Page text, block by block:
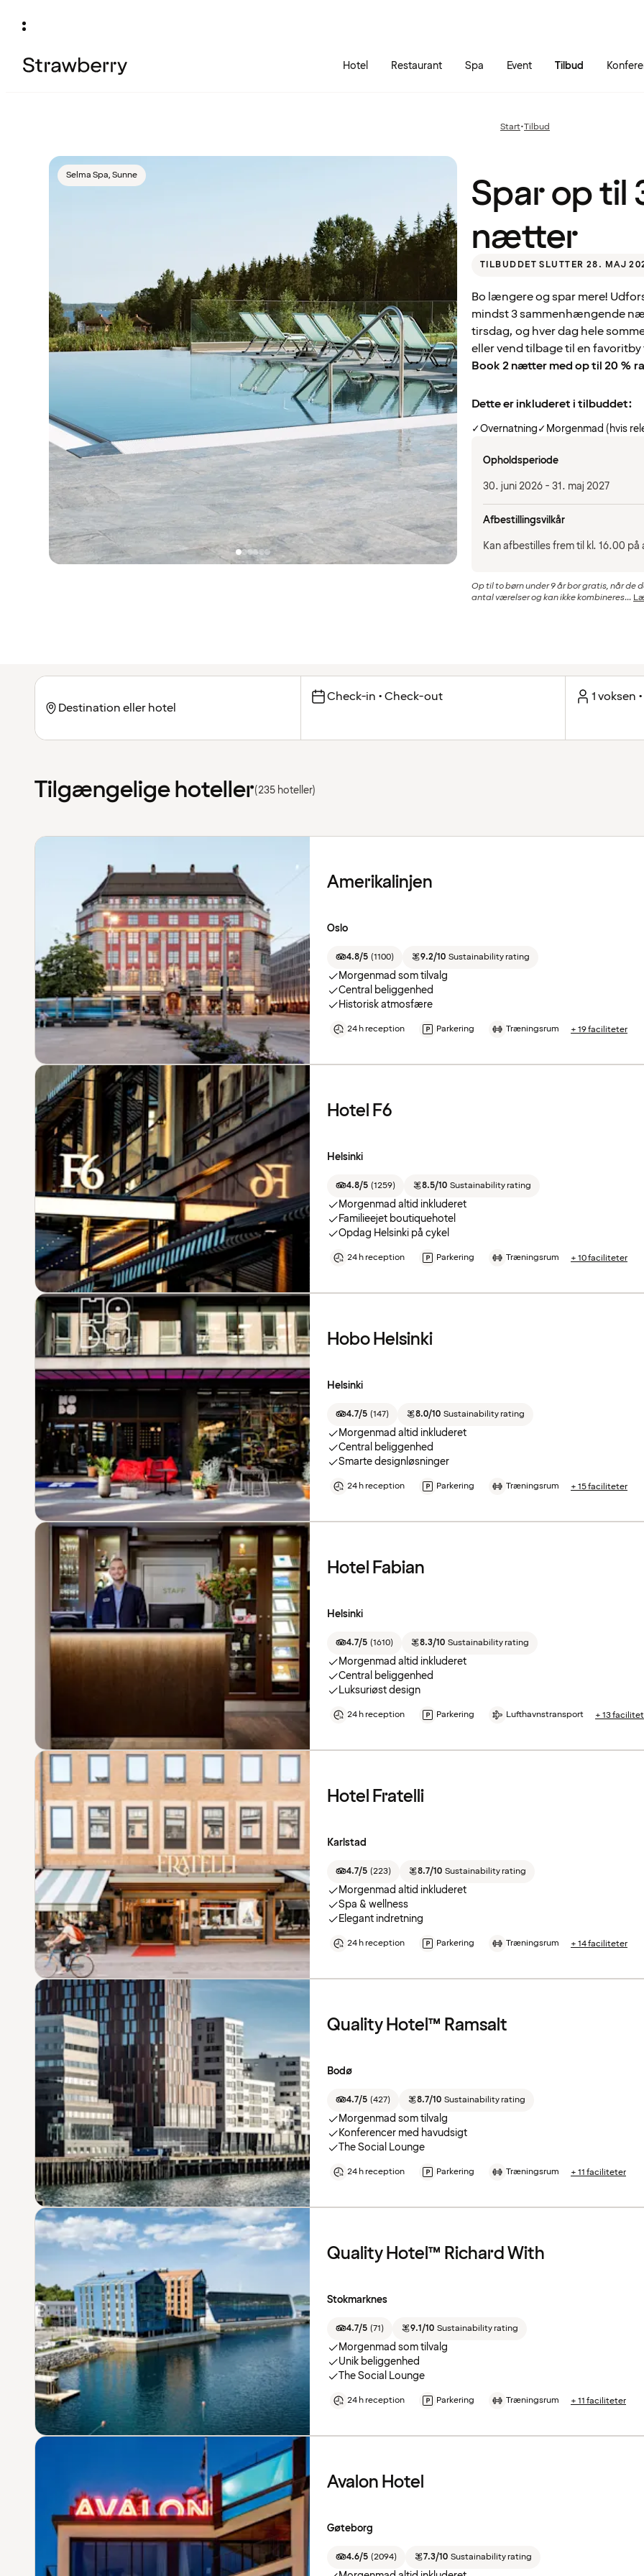
Hotel Restaurant Spa Event Tilbud
Selma Spa, Sunne
Start•Forrige
Tilbud
30% –
Spar op til
nætter
TILBUDDET SLUTTER 28. MAJ
Bo længere og spar mere!
mindst 3 sammenhængende
tirsdag, og hver dag hele
eller vend tilbage til en
Book 2 nætter med op til 20 %
Dette er inkluderet i tilbuddet:
✓Overnatning✓Morgenmad (hvis
Opholdsperiode
30. juni 2026 - 31. maj 2027
Afbestillingsvilkår
Kan afbestilles frem til kl. 16.00
Op til to børn under 9 år bor gratis, når
antal værelser og kan ikke kombineres...
Check-in • Check-out 1 voksen
Tilgængelige hoteller(235 hoteller)
Amerikalinjen
Oslo
4.8/5 (1100) 9.2/10 Sustainability rating
Morgenmad som tilvalg
Central beliggenhed
Historisk atmosfære
24 h reception Parkering Træningsrum + 19 faciliteter
Hotel F6
Helsinki
4.8/5 (1259) 8.5/10 Sustainability rating
Morgenmad altid inkluderet
Familieejet boutiquehotel
Opdag Helsinki på cykel
24 h reception Parkering Træningsrum + 10 faciliteter
Hobo Helsinki
Helsinki
4.7/5 (147) 8.0/10 Sustainability rating
Morgenmad altid inkluderet
Central beliggenhed
Smarte designløsninger
24 h reception Parkering Træningsrum + 15 faciliteter
Hotel Fabian
Helsinki
4.7/5 (1610) 8.3/10 Sustainability rating
Morgenmad altid inkluderet
Central beliggenhed
Luksuriøst design
24 h reception Parkering Lufthavnstransport + 13
Hotel Fratelli
Karlstad
4.7/5 (223) 8.7/10 Sustainability rating
Morgenmad altid inkluderet
Spa & wellness
Elegant indretning
24 h reception Parkering Træningsrum + 14 faciliteter
Quality Hotel™ Ramsalt
Bodø
4.7/5 (427) 8.7/10 Sustainability rating
Morgenmad som tilvalg
Konferencer med havudsigt
The Social Lounge
24 h reception Parkering Træningsrum + 11 faciliteter
Quality Hotel™ Richard With
Stokmarknes
4.7/5 (71) 9.1/10 Sustainability rating
Morgenmad som tilvalg
Unik beliggenhed
The Social Lounge
24 h reception Parkering Træningsrum + 11 faciliteter
Avalon Hotel
Gøteborg
4.6/5 (2094) 7.3/10 Sustainability rating